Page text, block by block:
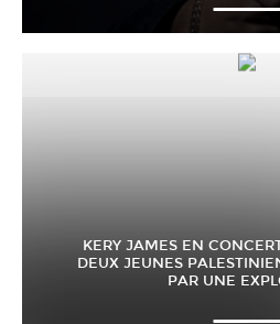
KERY JAMES EN
DEUX JEUNES
PAR UNE